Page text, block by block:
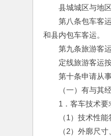
县城城区与地区
第八条包车客运
和县内包车客运。
第九条旅游客运
定线旅游客运按
第十条申请从事
（一）有与其经
1．客车技术要
（1）技术性能符
（2）外廓尺寸、